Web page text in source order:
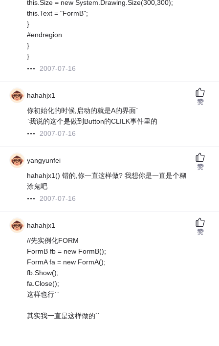
this.Size = new System.Drawing.Size(300,300);
this.Text = "FormB";
}
#endregion
}
}
2007-07-16
hahahjx1
你初始化的时候,启动的就是A的界面`
`我说的这个是做到Button的CLILK事件里的
2007-07-16
赞
yangyunfei
hahahjx1() 错的,你一直这样做? 我想你是一直是个糊
涂鬼吧
2007-07-16
赞
hahahjx1
//先实例化FORM
FormB fb = new FormB();
FormA fa = new FormA();
fb.Show();
fa.Close();
这样也行``
其实我一直是这样做的``
赞